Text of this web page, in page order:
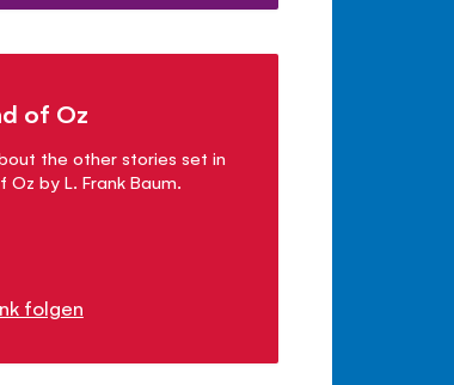
of Oz
the other stories set in
Oz by L. Frank Baum.
folgen